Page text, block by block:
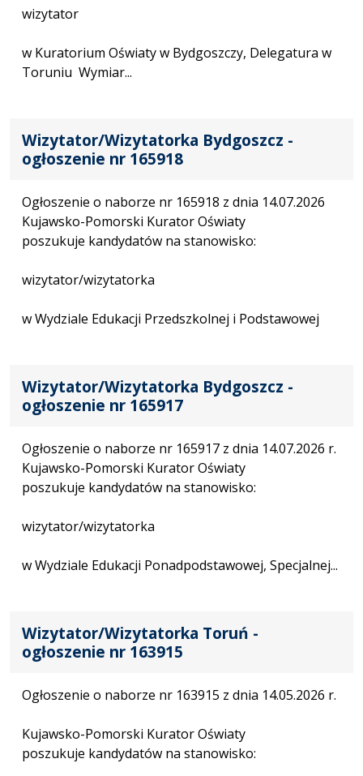
wizytator
w Kuratorium Oświaty w Bydgoszczy, Delegatura w
Toruniu Wymiar...
Wizytator/Wizytatorka Bydgoszcz -
ogłoszenie nr 165918
Ogłoszenie o naborze nr 165918 z dnia 14.07.2026
Kujawsko-Pomorski Kurator Oświaty
poszukuje kandydatów na stanowisko:
wizytator/wizytatorka
w Wydziale Edukacji Przedszkolnej i Podstawowej
Wizytator/Wizytatorka Bydgoszcz -
ogłoszenie nr 165917
Ogłoszenie o naborze nr 165917 z dnia 14.07.2026 r.
Kujawsko-Pomorski Kurator Oświaty
poszukuje kandydatów na stanowisko:
wizytator/wizytatorka
w Wydziale Edukacji Ponadpodstawowej, Specjalnej...
Wizytator/Wizytatorka Toruń -
ogłoszenie nr 163915
Ogłoszenie o naborze nr 163915 z dnia 14.05.2026 r.
Kujawsko-Pomorski Kurator Oświaty
poszukuje kandydatów na stanowisko: